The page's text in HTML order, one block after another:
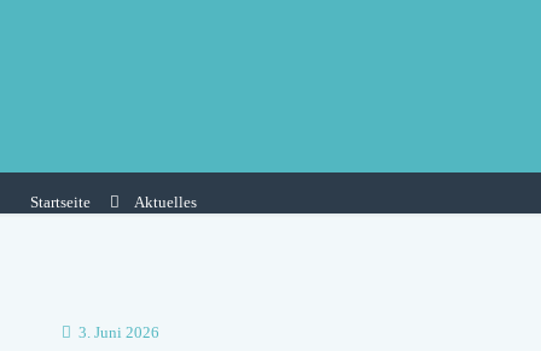
Startseite Aktuelles
3. Juni 2026